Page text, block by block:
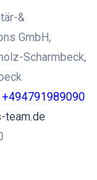
&
GmbH,
Scharmbeck,
team.de